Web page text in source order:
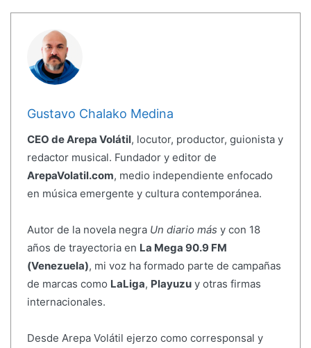
Gustavo Chalako Medina
CEO de Arepa Volátil, locutor, productor, guionista y
redactor musical. Fundador y editor de
ArepaVolatil.com, medio independiente enfocado
en música emergente y cultura contemporánea.
Autor de la novela negra Un diario más y con 18
años de trayectoria en La Mega 90.9 FM
(Venezuela), mi voz ha formado parte de campañas
de marcas como LaLiga, Playuzuy otras firmas
internacionales.
Desde Arepa Volátil ejerzo como corresponsal y